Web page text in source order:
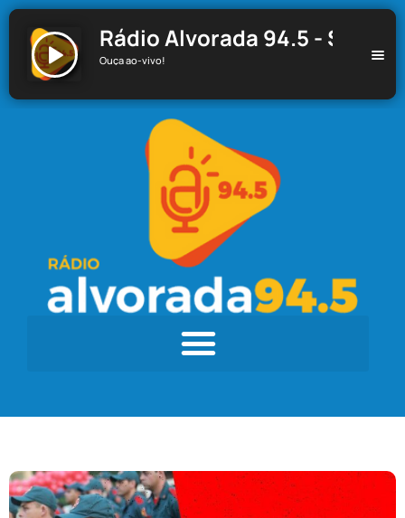
Rádio Alvorada 94.5 - Santa
Ouça ao-vivo!